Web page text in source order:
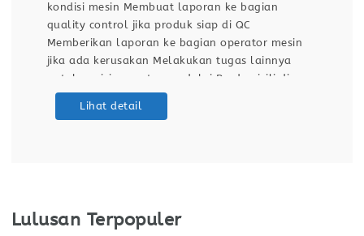
kondisi mesin Membuat laporan ke bagian
quality control jika produk siap di QC
Memberikan laporan ke bagian operator mesin
jika ada kerusakan Melakukan tugas lainnya
untuk posisi operator produksi Berdomisili di
Samarinda Kualifikasi / Persyaratan Pendidikan
Lihat detail
Lulusan Terpopuler